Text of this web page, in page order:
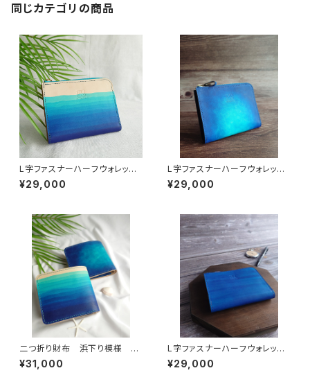
同じカテゴリの商品
L字ファスナーハーフウォレッ
ト 浜下り模様 沖縄の海 手
染め 本革
¥29,000
L字ファスナーハーフウォレッ
ト 慶良間ブルー 沖縄の海
手染め 本革
¥29,000
二つ折り財布 浜下り模様 手
染め 手縫い 沖縄の海
¥31,000
L字ファスナーハーフウォレッ
ト 琉球ブルーシー 沖縄の
海 手染め 本革
¥29,000